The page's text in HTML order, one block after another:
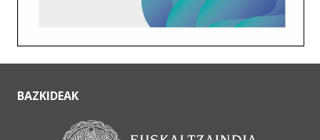
BAZKIDEAK